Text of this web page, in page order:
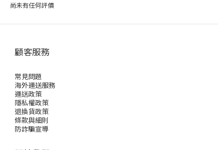
尚未有任何評價
顧客服務
常見問題
海外運送服務
運送政策
隱私權政策
退換貨政策
條款與細則
防詐騙宣導